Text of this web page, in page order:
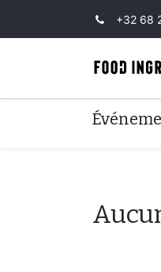
+32 68